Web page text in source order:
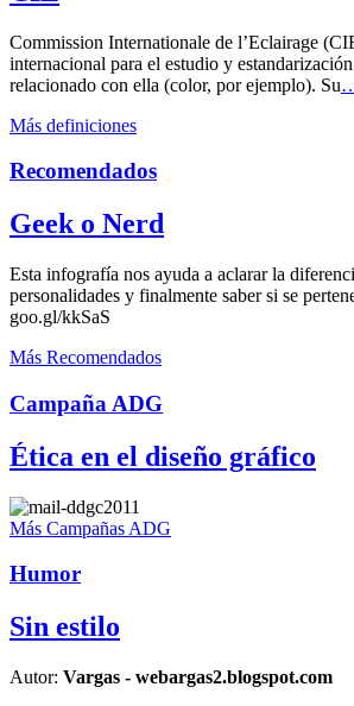
Commission Internationale de l’Eclairage
internacional para el estudio y
relacionado con ella (color, por ejemplo). Su
Más definiciones
Recomendados
Geek o Nerd
Esta infografía nos ayuda a aclarar la
personalidades y finalmente saber si se
goo.gl/kkSaS
Más Recomendados
Campaña ADG
Ética en el diseño gráfico
Más Campañas ADG
Humor
Sin estilo
Autor: Vargas - webargas2.blogspot.com